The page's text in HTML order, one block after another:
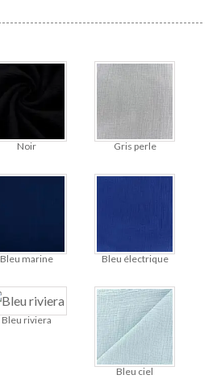
Noir Gris perle
Bleu marine Bleu électrique
Bleu riviera
Bleu ciel